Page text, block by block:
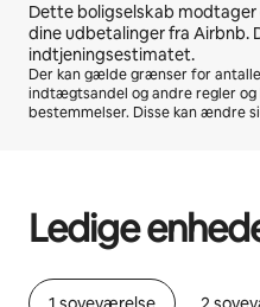
Dette boligselskab modtager
dine udbetalinger fra Airbnb.
indtjeningsestimatet.
Der kan gælde grænser for
indtægtsandel og andre regler
bestemmelser. Disse kan ændre
Ledige